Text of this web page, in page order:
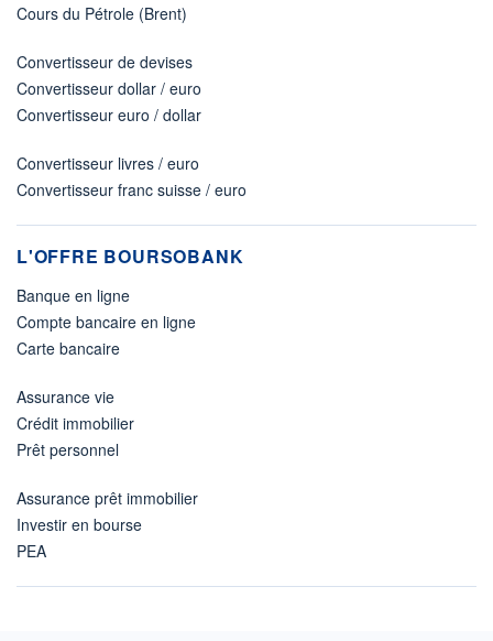
Cours du Pétrole (Brent)
Convertisseur de devises
Convertisseur dollar / euro
Convertisseur euro / dollar
Convertisseur livres / euro
Convertisseur franc suisse / euro
L'OFFRE BOURSOBANK
Banque en ligne
Compte bancaire en ligne
Carte bancaire
Assurance vie
Crédit immobilier
Prêt personnel
Assurance prêt immobilier
Investir en bourse
PEA